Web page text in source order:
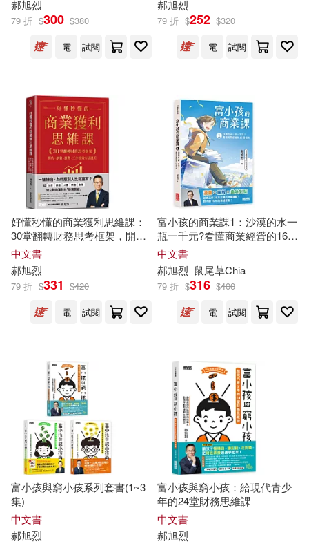
郝旭烈
79 折 $300 $380
電
試閱
郝旭烈
79 折 $252 $320
電
試閱
好懂秒懂的商業獲利思維課：
30堂翻轉財務思考框架，開
店、創業、經營、工作績效有
感提升
中文書
郝旭烈
79 折 $331 $420
電
試閱
富小孩的商業課1：沙漠的水一
瓶一千元?看懂商業經營的16個
模式
中文書
郝旭烈 鼠尾草Chia
79 折 $316 $400
電
試閱
富小孩與窮小孩系列套書(1~3
集)
中文書
郝旭烈
富小孩與窮小孩：給現代青少
年的24堂財務思維課
中文書
郝旭烈